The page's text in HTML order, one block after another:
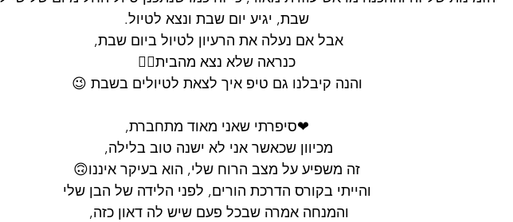
שבת, יגיע יום שבת ונצא לטיול.
אבל אם נעלה את הרעיון לטיול ביום שבת,
כנראה שלא נצא מהבית🤷‍♀
והנה קיבלנו גם טיפ איך לצאת לטיולים בשבת 😉
❤סיפרתי שאני מאוד מתחברת,
מכיוון שכאשר אני לא ישנה טוב בלילה,
זה משפיע על מצב הרוח שלי, הוא בעיקר איננו🙃
והייתי בקורס הדרכת הורים, לפני הלידה של הבן שלי
והמנחה אמרה שבכל פעם שיש לה דאון כזה,